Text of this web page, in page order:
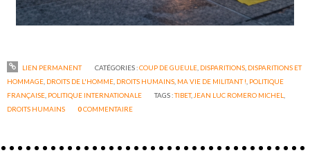
LIEN PERMANENT CATÉGORIES :COUP DE GUEULE, DISPARITIONS, DISPARITIONS ET
HOMMAGE DROITS DE L'HOMME DROITS HUMAINS MA VIE DE MILITANT ! POLITIQUE
FRANÇAISE POLITIQUE INTERNATIONALE TAGS :TIBET, JEAN LUC ROMERO MICHEL
DROITS HUMAINS
0COMMENTAIRE